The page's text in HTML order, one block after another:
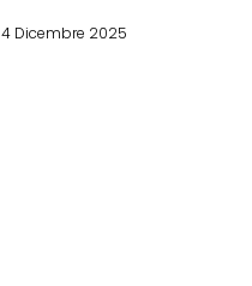
4 Dicembre 2025